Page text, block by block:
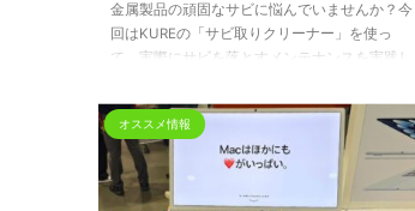
金属製品の頑固なサビに悩んでいませんか？今
回はKUREの「サビ取りクリーナー」を使っ
て、実際にサビを落とすメンテナンスを実践し
順から、仕上げの「KURE 5-56」による防錆対
策まで、写真付きで分かりやすく解説します。
道具を長持ちさせたい方は必見です。
オススメ情報